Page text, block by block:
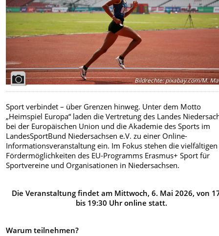
Bildrechte:pixabay.com/M.
Sport verbindet – über Grenzen hinweg. Unter dem Motto
„Heimspiel Europa“ laden die Vertretung des Landes
bei der Europäischen Union und die Akademie des Sports im
LandesSportBund Niedersachsen e.V. zu einer Online-
Informationsveranstaltung ein. Im Fokus stehen die vielfältigen
Fördermöglichkeiten des EU-Programms Erasmus+ Sport für
Sportvereine und Organisationen in Niedersachsen.
Die Veranstaltung findet am Mittwoch, 6. Mai 2026, von
bis 19:30 Uhr online statt.
Warum teilnehmen?